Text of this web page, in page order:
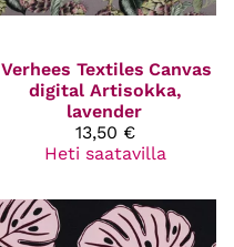
Verhees Textiles Canvas
digital Artisokka,
lavender
13,50 €
Heti saatavilla